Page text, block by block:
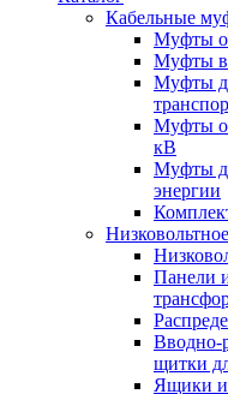
Кабельные
Муфты
Муфты в
Муфты
Муфты
кВ
Муфты
энергии
Панели
Вводно-
щитки
Ящики